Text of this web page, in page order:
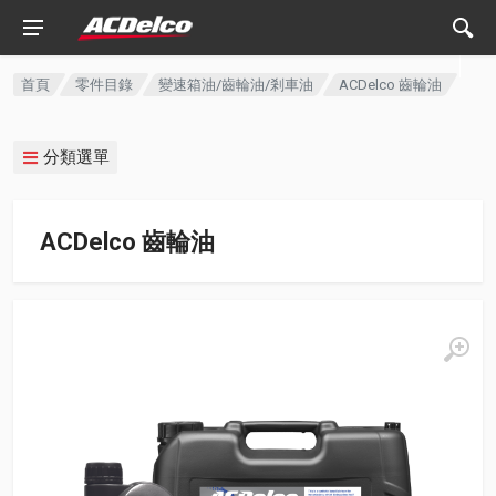
首頁 零件目錄 變速箱油/齒輪油/剎車油 ACDelco 齒輪油
分類選單
ACDelco 齒輪油